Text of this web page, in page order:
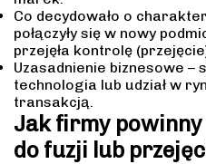
Co decydowało o
połączyły się w nowy
przejęła kontrolę
Uzasadnienie biznesowe –
technologia lub udział w
transakcją.
Jak firmy
do fuzji lub